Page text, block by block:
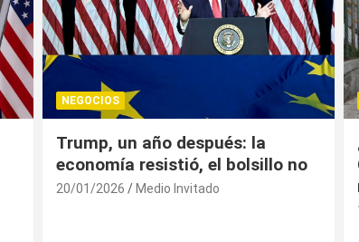
NEGOCIOS
¿Universitarios deben presentar
Constancia Fiscal para
reinscribirse? Esto dice experto